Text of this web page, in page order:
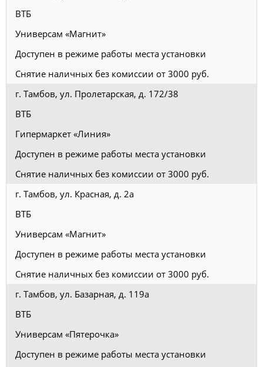
ВТБ
Универсам «Магнит»
Доступен в режиме работы места установки
Снятие наличных без комиссии от 3000 руб.
г. Тамбов, ул. Пролетарская, д. 172/38
ВТБ
Гипермаркет «Линия»
Доступен в режиме работы места установки
Снятие наличных без комиссии от 3000 руб.
г. Тамбов, ул. Красная, д. 2а
ВТБ
Универсам «Магнит»
Доступен в режиме работы места установки
Снятие наличных без комиссии от 3000 руб.
г. Тамбов, ул. Базарная, д. 119а
ВТБ
Универсам «Пятерочка»
Доступен в режиме работы места установки